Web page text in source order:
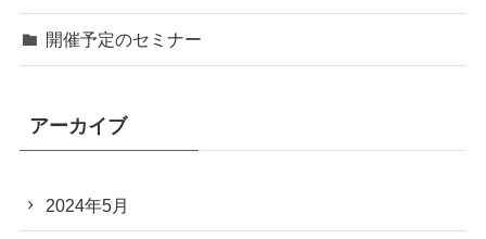
開催予定のセミナー
アーカイブ
2024年5月